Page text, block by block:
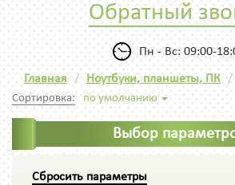
Обратный
Пн - Вс: 09:00-
Главная Ноутбуки, планшеты, ПК
Сортировка: по умолчанию
Выбор
Сбросить параметры